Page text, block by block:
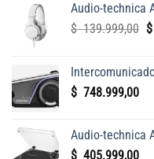
Audio-technica
$139.999,00 El
$
$ 748.999,00
Audio-technica
$ 405.999,00